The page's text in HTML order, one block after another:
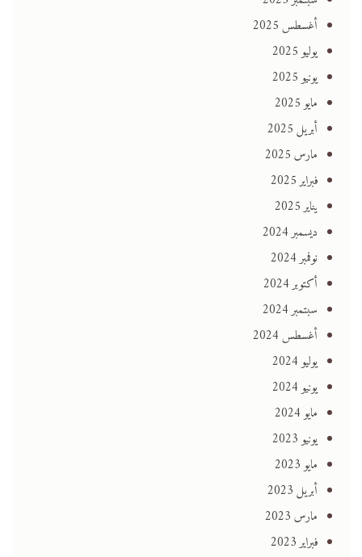
أغسطس 2025
يوليو 2025
يونيو 2025
مايو 2025
أبريل 2025
مارس 2025
فبراير 2025
يناير 2025
ديسمبر 2024
نوفمبر 2024
أكتوبر 2024
سبتمبر 2024
أغسطس 2024
يوليو 2024
يونيو 2024
مايو 2024
يونيو 2023
مايو 2023
أبريل 2023
مارس 2023
فبراير 2023